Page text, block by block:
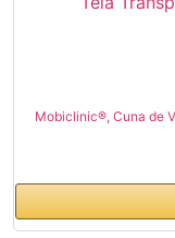
Mobiclinic®, Cuna de